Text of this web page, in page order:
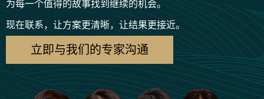
为每一个值得的故事找到继续的机会。
现在联系，让方案更清晰，让结果更接近。
立即与我们的专家沟通